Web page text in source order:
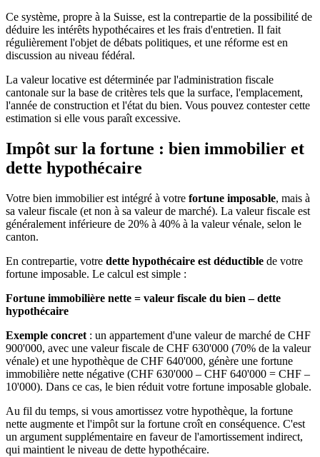
Ce système, propre à la Suisse, est la contrepartie de la possibilité de
déduire les intérêts hypothécaires et les frais d'entretien. Il fait
régulièrement l'objet de débats politiques, et une réforme est en
discussion au niveau fédéral.
La valeur locative est déterminée par l'administration fiscale
cantonale sur la base de critères tels que la surface, l'emplacement,
l'année de construction et l'état du bien. Vous pouvez contester cette
estimation si elle vous paraît excessive.
Impôt sur la fortune : bien immobilier et
dette hypothécaire
Votre bien immobilier est intégré à votre fortune imposable, mais à
sa valeur fiscale (et non à sa valeur de marché). La valeur fiscale est
généralement inférieure de 20% à 40% à la valeur vénale, selon le
canton.
En contrepartie, votre dette hypothécaire est déductible de votre
fortune imposable. Le calcul est simple :
Fortune immobilière nette = valeur fiscale du bien – dette
hypothécaire
Exemple concret : un appartement d'une valeur de marché de CHF
900'000, avec une valeur fiscale de CHF 630'000 (70% de la valeur
vénale) et une hypothèque de CHF 640'000, génère une fortune
immobilière nette négative (CHF 630'000 – CHF 640'000 = CHF –
10'000). Dans ce cas, le bien réduit votre fortune imposable globale.
Au fil du temps, si vous amortissez votre hypothèque, la fortune
nette augmente et l'impôt sur la fortune croît en conséquence. C'est
un argument supplémentaire en faveur de l'amortissement indirect,
qui maintient le niveau de dette hypothécaire.